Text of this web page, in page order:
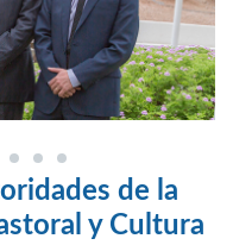
de la
y Cultura